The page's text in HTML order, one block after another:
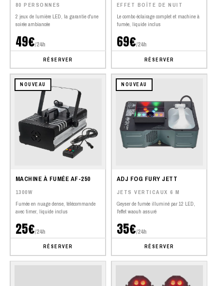
80 PERSONNES
2 jeux de lumière LED, la garantie d'une
soirée ambiancée
49€/24h
RÉSERVER
EFFET BOÎTE DE NUIT
Le combo éclairage complet et machine à
fumée, liquide inclus
69€/24h
RÉSERVER
NOUVEAU
MACHINE À FUMÉE AF-250
1300W
Fumée en nuage dense, télécommande
avec timer, liquide inclus
25€/24h
RÉSERVER
NOUVEAU
ADJ FOG FURY JETT
JETS VERTICAUX 6 M
Geyser de fumée illuminé par 12 LED,
l'effet waouh assuré
35€/24h
RÉSERVER